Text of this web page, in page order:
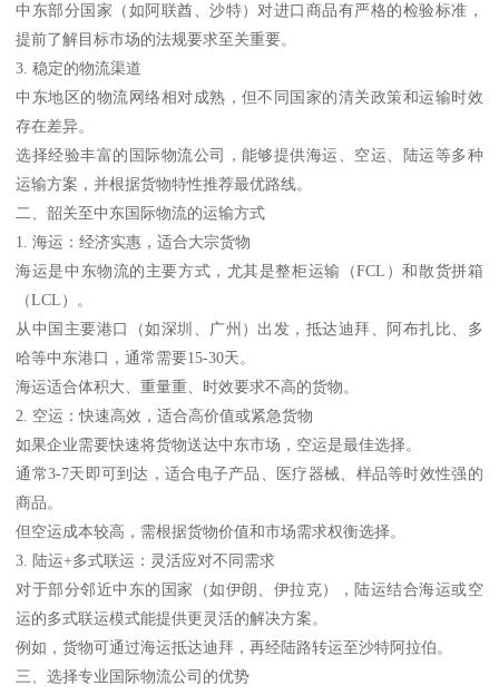
中东部分国家（如阿联酋、沙特）对进口商品有严格的检验标准，
提前了解目标市场的法规要求至关重要。
3. 稳定的物流渠道
中东地区的物流网络相对成熟，但不同国家的清关政策和运输时效
存在差异。
选择经验丰富的国际物流公司，能够提供海运、空运、陆运等多种
运输方案，并根据货物特性推荐最优路线。
二、韶关至中东国际物流的运输方式
1. 海运：经济实惠，适合大宗货物
海运是中东物流的主要方式，尤其是整柜运输（FCL）和散货拼箱
（LCL）。
从中国主要港口（如深圳、广州）出发，抵达迪拜、阿布扎比、多
哈等中东港口，通常需要15-30天。
海运适合体积大、重量重、时效要求不高的货物。
2. 空运：快速高效，适合高价值或紧急货物
如果企业需要快速将货物送达中东市场，空运是最佳选择。
通常3-7天即可到达，适合电子产品、医疗器械、样品等时效性强的
商品。
但空运成本较高，需根据货物价值和市场需求权衡选择。
3. 陆运+多式联运：灵活应对不同需求
对于部分邻近中东的国家（如伊朗、伊拉克），陆运结合海运或空
运的多式联运模式能提供更灵活的解决方案。
例如，货物可通过海运抵达迪拜，再经陆路转运至沙特阿拉伯。
三、选择专业国际物流公司的优势